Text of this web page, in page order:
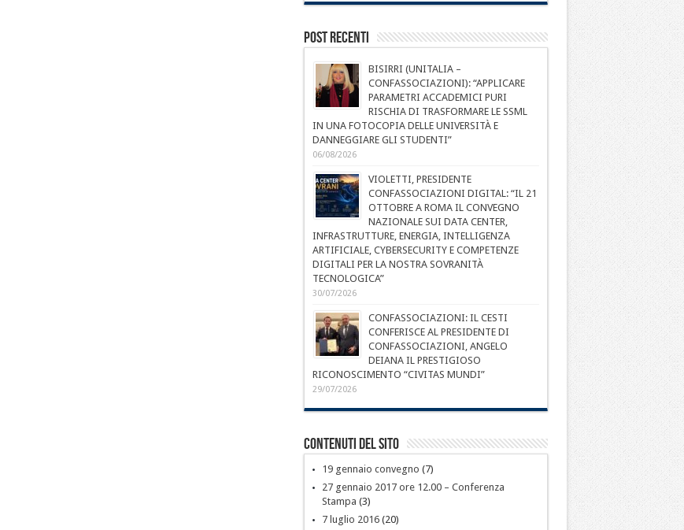
Post Recenti
BISIRRI (UNITALIA –
CONFASSOCIAZIONI): “APPLICARE
PARAMETRI ACCADEMICI PURI
RISCHIA DI TRASFORMARE LE SSML
IN UNA FOTOCOPIA DELLE UNIVERSITÀ E
DANNEGGIARE GLI STUDENTI”
06/08/2026
VIOLETTI, PRESIDENTE
CONFASSOCIAZIONI DIGITAL: “IL 21
OTTOBRE A ROMA IL CONVEGNO
NAZIONALE SUI DATA CENTER,
INFRASTRUTTURE, ENERGIA, INTELLIGENZA
ARTIFICIALE, CYBERSECURITY E COMPETENZE
DIGITALI PER LA NOSTRA SOVRANITÀ
TECNOLOGICA”
30/07/2026
CONFASSOCIAZIONI: IL CESTI
CONFERISCE AL PRESIDENTE DI
CONFASSOCIAZIONI, ANGELO
DEIANA IL PRESTIGIOSO
RICONOSCIMENTO “CIVITAS MUNDI”
29/07/2026
Contenuti del sito
19 gennaio convegno (7)
27 gennaio 2017 ore 12.00 – Conferenza
Stampa (3)
7 luglio 2016(20)